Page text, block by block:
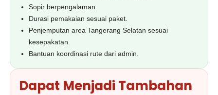
Sopir berpengalaman.
Durasi pemakaian sesuai paket.
Penjemputan area Tangerang Selatan sesuai
kesepakatan.
Bantuan koordinasi rute dari admin.
Dapat Menjadi Tambahan